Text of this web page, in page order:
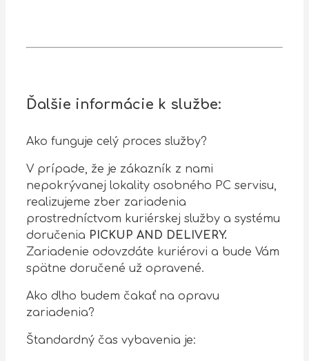
Ďalšie informácie k službe:
Ako funguje celý proces služby?
V prípade, že je zákazník z nami
nepokrývanej lokality osobného PC servisu,
realizujeme zber zariadenia
prostredníctvom kuriérskej služby a systému
doručenia PICKUP AND DELIVERY.
Zariadenie odovzdáte kuriérovi a bude Vám
spätne doručené už opravené.
Ako dlho budem čakať na opravu
zariadenia?
Štandardný čas vybavenia je: